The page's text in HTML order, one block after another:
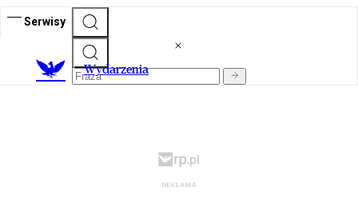
Serwisy
Wydarzenia